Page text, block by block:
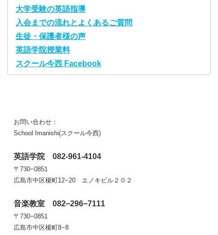
大学受験の英語指導
入会までの流れとよくあるご質問
生徒・保護者様の声
英語学院授業料
スクール今西 Facebook
お問い合わせ：
School Imanishi(スクール今西)
英語学院 082-961-4104
〒730−0851
広島市中区榎町12−20 エノキビル２０２
音楽教室 082−296−7111
〒730−0851
広島市中区榎町8−8